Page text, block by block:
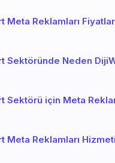
Meta Reklamları
Sektöründe Neden
Sektörü için Meta
Meta Reklamları